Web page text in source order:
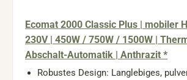
Ecomat 2000 Classic Plus | mobiler
230V | 450W / 750W / 1500W |
Abschalt-Automatik | Anthrazit *
Robustes Design: Langlebiges,